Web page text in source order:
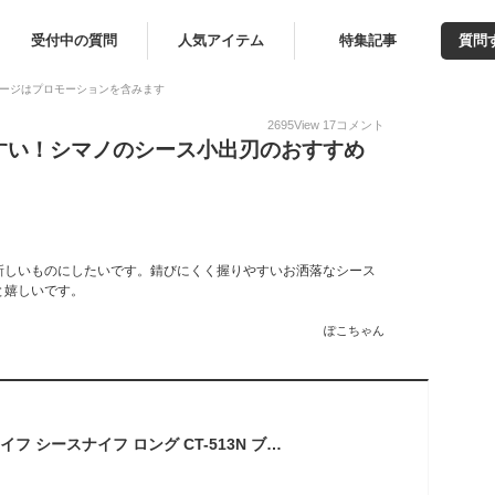
受付中の質問 人気アイテム 特集記事 質問
ジはプロモーションを含みます
2695View 17コメント
！シマノのシース小出刃のおすすめ
いものにしたいです。錆びにくく握りやすいお洒落なシース
しいです。
ぽこちゃん
シマノ(SHIMANO) ナイフ シースナイフ ロング CT-513N ブラック